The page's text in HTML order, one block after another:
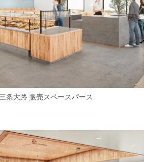
条大路 販売スペースパース